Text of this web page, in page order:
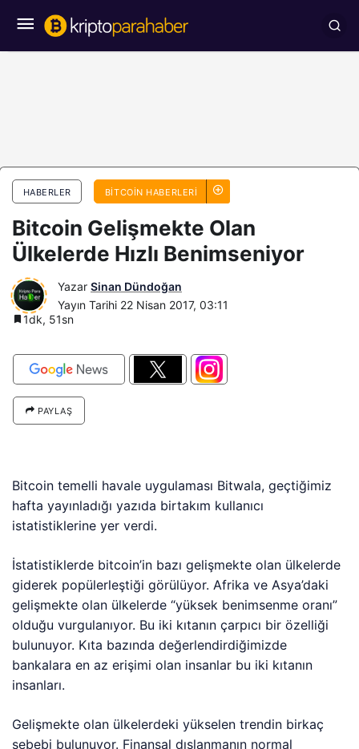
HABERLER BITCOIN HABERLERI
Bitcoin Gelişmekte Olan
Ülkelerde Hızlı Benimseniyor
Yazar Sinan Dündoğan
Yayın Tarihi 22 Nisan 2017, 03:11
1dk, 51sn
PAYLAŞ
Bitcoin temelli havale uygulaması Bitwala, geçtiğimiz
hafta yayınladığı yazıda birtakım kullanıcı
istatistiklerine yer verdi.
İstatistiklerde bitcoin’in bazı gelişmekte olan ülkelerde
giderek popülerleştiği görülüyor. Afrika ve Asya’daki
gelişmekte olan ülkelerde “yüksek benimsenme oranı”
olduğu vurgulanıyor. Bu iki kıtanın çarpıcı bir özelliği
bulunuyor. Kıta bazında değerlendirdiğimizde
bankalara en az erişimi olan insanlar bu iki kıtanın
insanları.
Gelişmekte olan ülkelerdeki yükselen trendin birkaç
sebebi bulunuyor. Finansal dışlanmanın normal